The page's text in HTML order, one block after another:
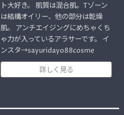
ト大好き。 肌質は混合肌。Tゾーン
は結構オイリー、他の部分は乾燥
肌。 アンチエイジングにめちゃくち
ゃ力が入っているアラサーです。 イ
ンスタ→sayuridayo88cosme
詳しく見る